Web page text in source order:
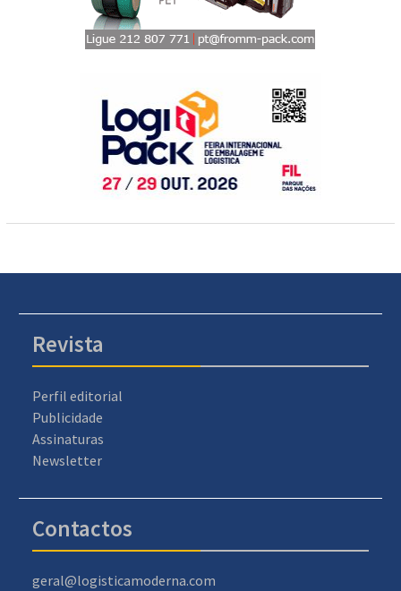
Revista
Perfil editorial
Publicidade
Assinaturas
Newsletter
Contactos
geral@logisticamoderna.com